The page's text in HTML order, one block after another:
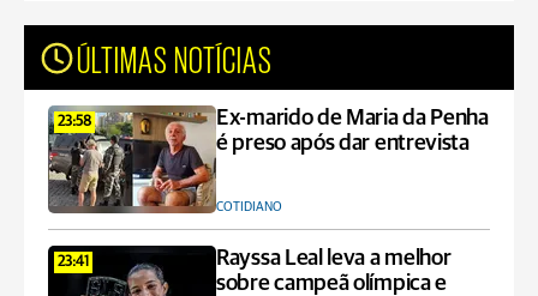
ÚLTIMAS NOTÍCIAS
23:58
Ex-marido de Maria da Penha
é preso após dar entrevista
COTIDIANO
23:41
Rayssa Leal leva a melhor
sobre campeã olímpica e